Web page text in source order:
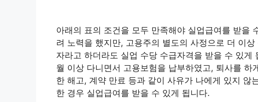
아래의 표의 조건을 모두 만족해야 실업급여를 받을
려 노력을 했지만, 고용주의 별도의 사정으로 더 이
자라고 하더라도 실업 수당 수급자격을 받을 수 있
월 이상 다니면서 고용보험을 납부하였고, 퇴사를 하
한 해고, 계약 만료 등과 같이 사유가 나에게 있지 않
한 경우 실업급여를 받을 수 있게 됩니다.